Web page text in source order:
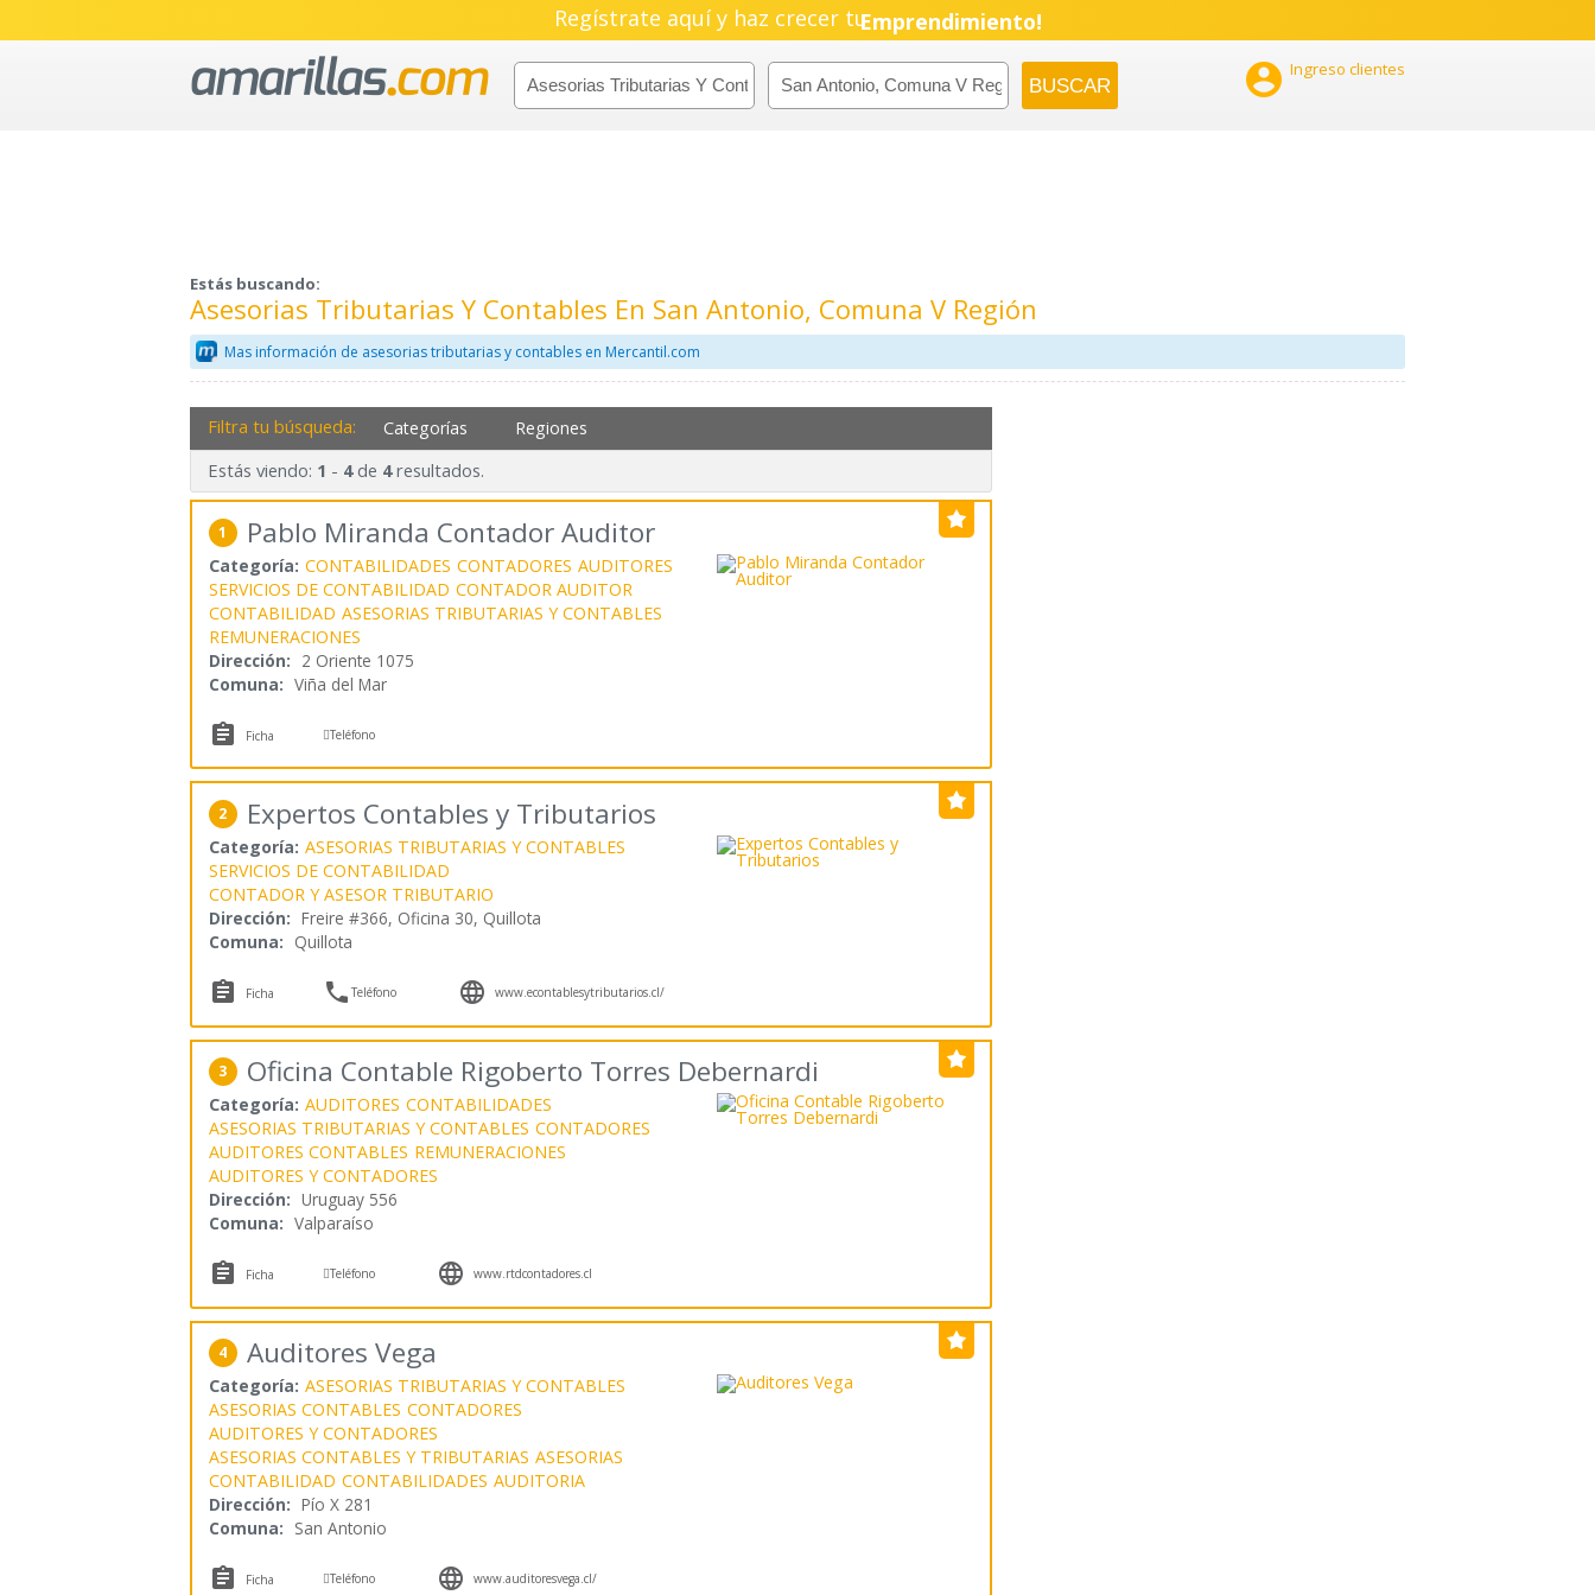
Regístrate aquí y haz crecer tuPyme!
Emprendimiento!
 Ingreso clientes
Estás buscando:
Asesorias Tributarias Y Contables En San Antonio, Comuna V Región
Mas información de asesorias tributarias y contables en Mercantil.com
Filtra tu búsqueda: Categorías Regiones
Estás viendo: 1 - 4de 4resultados.
1 Pablo Miranda Contador Auditor
Categoría: CONTABILIDADES CONTADORES AUDITORES
SERVICIOS DE CONTABILIDAD CONTADOR AUDITOR
CONTABILIDAD ASESORIAS TRIBUTARIAS Y CONTABLES
REMUNERACIONES
Dirección: 2 Oriente 1075
Comuna: Viña del Mar
 Ficha Teléfono
2 Expertos Contables y Tributarios
Categoría: ASESORIAS TRIBUTARIAS Y CONTABLES
SERVICIOS DE CONTABILIDAD
CONTADOR Y ASESOR TRIBUTARIO
Dirección: Freire #366, Oficina 30, Quillota
Comuna: Quillota
 Ficha Teléfono  www.econtablesytributarios.cl/
3 Oficina Contable Rigoberto Torres Debernardi
Categoría: AUDITORES CONTABILIDADES
ASESORIAS TRIBUTARIAS Y CONTABLES CONTADORES
AUDITORES CONTABLES REMUNERACIONES
AUDITORES Y CONTADORES
Dirección: Uruguay 556
Comuna: Valparaíso
 Ficha Teléfono  www.rtdcontadores.cl
4 Auditores Vega
Categoría: ASESORIAS TRIBUTARIAS Y CONTABLES
ASESORIAS CONTABLES CONTADORES
AUDITORES Y CONTADORES
ASESORIAS CONTABLES Y TRIBUTARIAS ASESORIAS
CONTABILIDAD CONTABILIDADES AUDITORIA
Dirección: Pío X 281
Comuna: San Antonio
 Ficha Teléfono  www.auditoresvega.cl/